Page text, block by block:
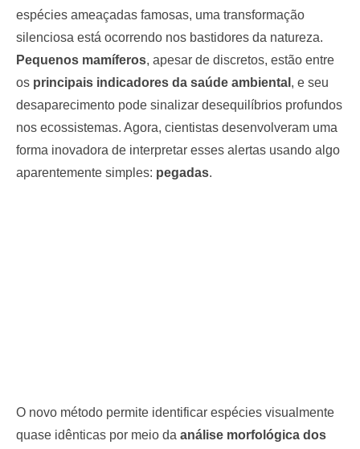
espécies ameaçadas famosas, uma transformação
silenciosa está ocorrendo nos bastidores da natureza.
Pequenos mamíferos, apesar de discretos, estão entre
os principais indicadores da saúde ambiental , e seu
desaparecimento pode sinalizar desequilíbrios profundos
nos ecossistemas. Agora, cientistas desenvolveram uma
forma inovadora de interpretar esses alertas usando algo
aparentemente simples: pegadas.
O novo método permite identificar espécies visualmente
quase idênticas por meio da análise morfológica dos